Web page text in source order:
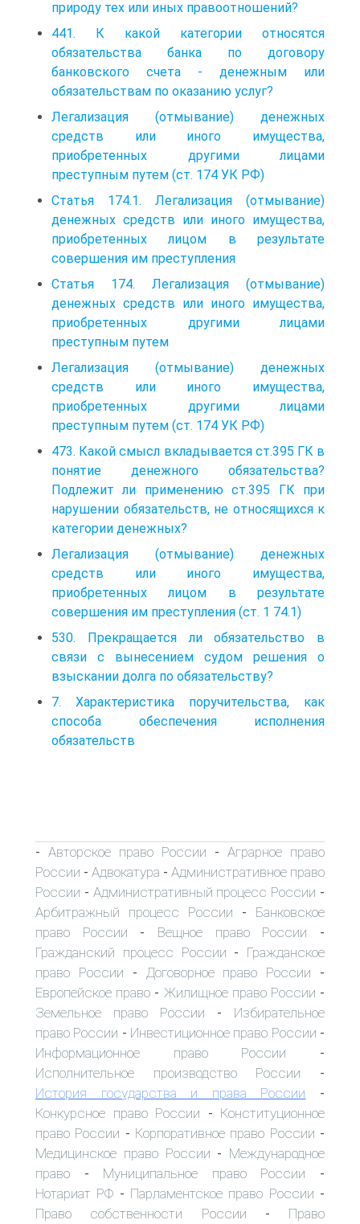
природу тех или иных правоотношений?
441. К какой категории относятся
обязательства банка по договору
банковского счета - денежным или
обязательствам по оказанию услуг?
Легализация (отмывание) денежных
средств или иного имущества,
приобретенных другими лицами
преступным путем (ст. 174 УК РФ)
Статья 174.1. Легализация (отмывание)
денежных средств или иного имущества,
приобретенных лицом в результате
совершения им преступления
Статья 174. Легализация (отмывание)
денежных средств или иного имущества,
приобретенных другими лицами
преступным путем
Легализация (отмывание) денежных
средств или иного имущества,
приобретенных другими лицами
преступным путем (ст. 174 УК РФ)
473. Какой смысл вкладывается ст.395 ГК в
понятие денежного обязательства?
Подлежит ли применению ст.395 ГК при
нарушении обязательств, не относящихся к
категории денежных?
Легализация (отмывание) денежных
средств или иного имущества,
приобретенных лицом в результате
совершения им преступления (ст. 1 74.1)
530. Прекращается ли обязательство в
связи с вынесением судом решения о
взыскании долга по обязательству?
7. Характеристика поручительства, как
способа обеспечения исполнения
обязательств
- Авторское право России - Аграрное право
России - Адвокатура - Административное право
России - Административный процесс России -
Арбитражный процесс России - Банковское
право России - Вещное право России -
Гражданский процесс России - Гражданское
право России - Договорное право России -
Европейское право - Жилищное право России -
Земельное право России - Избирательное
право России - Инвестиционное право России -
Информационное право России -
Исполнительное производство России -
История государства и права России -
Конкурсное право России - Конституционное
право России - Корпоративное право России -
Медицинское право России - Международное
право - Муниципальное право России -
Нотариат РФ - Парламентское право России -
Право собственности России - Право